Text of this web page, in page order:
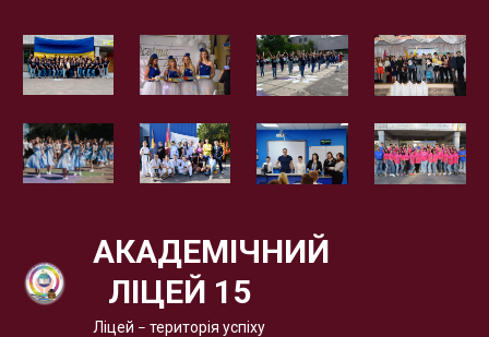
АКАДЕМІЧНИЙ
ЛІЦЕЙ 15
Ліцей – територія успіху